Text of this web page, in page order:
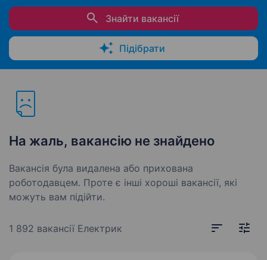
Знайти вакансії
Підібрати
На жаль, вакансію не знайдено
Вакансія була видалена або прихована
роботодавцем. Проте є інші хороші вакансії, які
можуть вам підійти.
1 892 вакансії Електрик